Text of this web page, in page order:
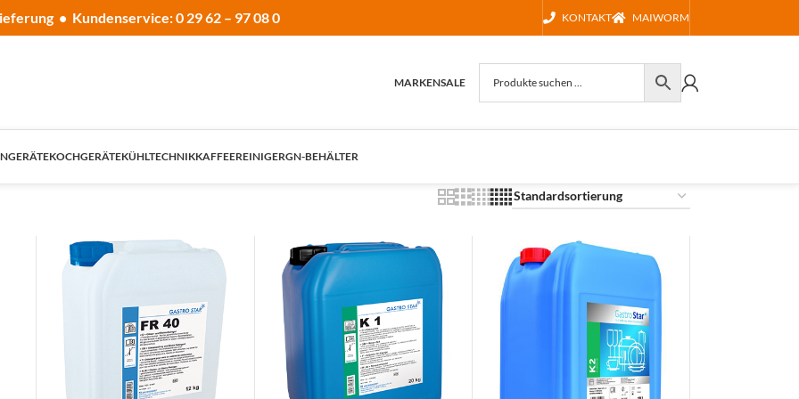
• Kundenservice: 0 29 62 – 97 08 0 KONTAKT MAIWORM
MARKENSALE
KOCHGERÄTEKÜHLTECHNIKKAFFEEREINIGERGN-BEHÄLTER